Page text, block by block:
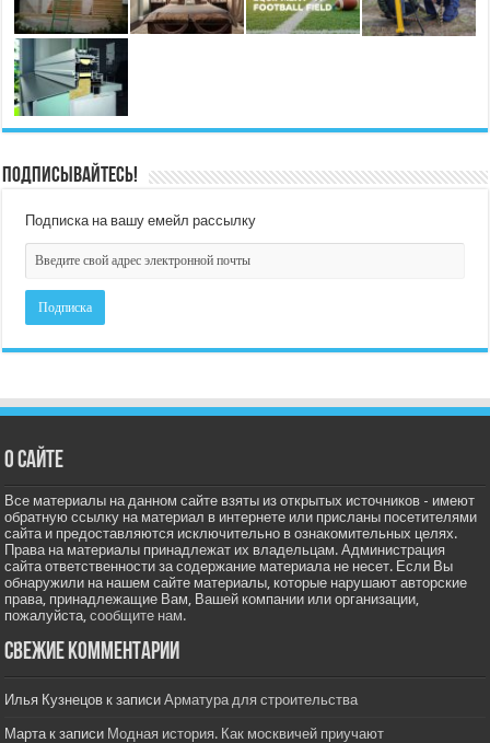
Подписывайтесь!
Подписка на вашу емейл рассылку
О сайте
Все материалы на данном сайте взяты из открытых источников - имеют
обратную ссылку на материал в интернете или присланы посетителями
сайта и предоставляются исключительно в ознакомительных целях.
Права на материалы принадлежат их владельцам. Администрация
сайта ответственности за содержание материала не несет. Если Вы
обнаружили на нашем сайте материалы, которые нарушают авторские
права, принадлежащие Вам, Вашей компании или организации,
пожалуйста,сообщите нам.
Свежие комментарии
Илья Кузнецов к записиАрматура для строительства
Марта к записи Модная история. Как москвичей приучают